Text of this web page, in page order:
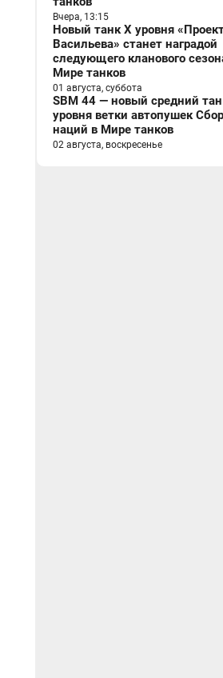
Вчера, 13:15
Новый танк X уровня
Васильева» станет наградой
следующего кланового
Мире танков
01 августа, суббота
SBM 44 — новый средний
уровня ветки автопушек
наций в Мире танков
02 августа, воскресенье